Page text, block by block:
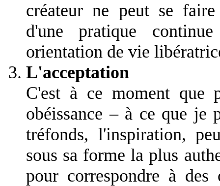
créateur ne peut se
d'une pratique
orientation de vie
L'acceptation
C'est à ce moment que
obéissance – à ce que je
tréfonds, l'inspiration,
sous sa forme la plus
pour correspondre à